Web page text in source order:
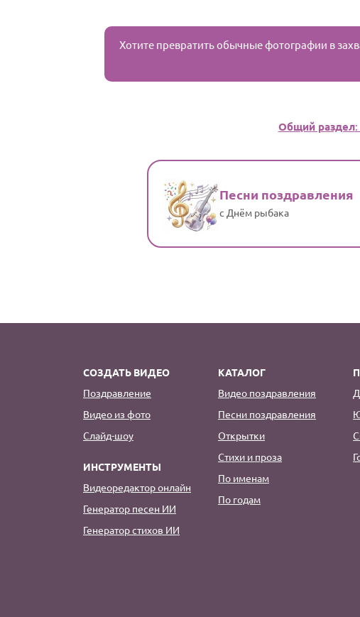
Хотите превратить обычные фотографии в
Общий раздел:
Песни поздравления
с Днём рыбака
СОЗДАТЬ ВИДЕО
Поздравление
Видео из фото
Слайд-шоу
ИНСТРУМЕНТЫ
Видеоредактор онлайн
Генератор песен ИИ
Генератор стихов ИИ
КАТАЛОГ
Видео поздравления
Песни поздравления
Открытки
Стихи и проза
По именам
По годам